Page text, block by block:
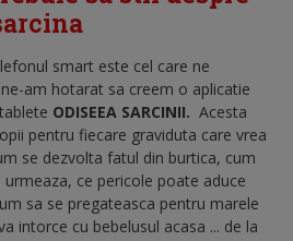
smart este cel care ne
am hotarat sa creem o aplicatie
ODISEEA SARCINII. Acesta
pentru fiecare graviduta care vrea
se dezvolta fatul din burtica, cum
ce pericole poate aduce
sa se pregateasca pentru marele
intorce cu bebelusul acasa ... de la